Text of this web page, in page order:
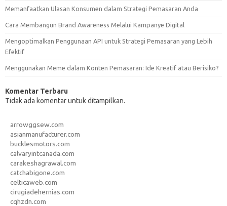
Memanfaatkan Ulasan Konsumen dalam Strategi Pemasaran Anda
Cara Membangun Brand Awareness Melalui Kampanye Digital
Mengoptimalkan Penggunaan API untuk Strategi Pemasaran yang Lebih
Efektif
Menggunakan Meme dalam Konten Pemasaran: Ide Kreatif atau Berisiko?
Komentar Terbaru
Tidak ada komentar untuk ditampilkan.
arrowggsew.com
asianmanufacturer.com
bucklesmotors.com
calvaryintcanada.com
carakeshagrawal.com
catchabigone.com
celticaweb.com
cirugiadehernias.com
cqhzdn.com